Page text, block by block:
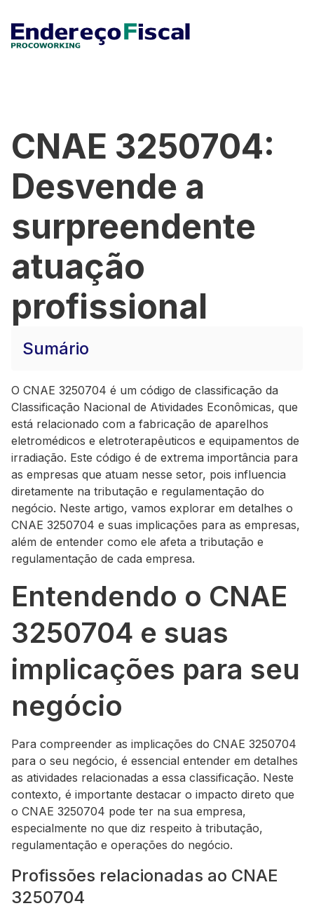
CNAE 3250704:
Desvende a
surpreendente
atuação
profissional
Sumário
O CNAE 3250704 é um código de classificação da
Classificação Nacional de Atividades Econômicas, que
está relacionado com a fabricação de aparelhos
eletromédicos e eletroterapêuticos e equipamentos de
irradiação. Este código é de extrema importância para
as empresas que atuam nesse setor, pois influencia
diretamente na tributação e regulamentação do
negócio. Neste artigo, vamos explorar em detalhes o
CNAE 3250704 e suas implicações para as empresas,
além de entender como ele afeta a tributação e
regulamentação de cada empresa.
Entendendo o CNAE
3250704 e suas
implicações para seu
negócio
Para compreender as implicações do CNAE 3250704
para o seu negócio, é essencial entender em detalhes
as atividades relacionadas a essa classificação. Neste
contexto, é importante destacar o impacto direto que
o CNAE 3250704 pode ter na sua empresa,
especialmente no que diz respeito à tributação,
regulamentação e operações do negócio.
Profissões relacionadas ao CNAE
3250704